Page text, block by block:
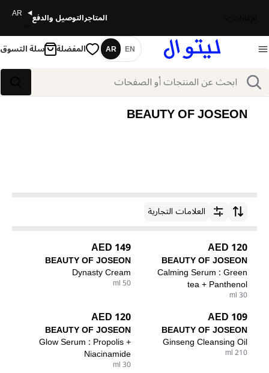
المتاجرالتوصيل والدفع AR
بحث
اللغة
EN
AR المفضلة سلة التسوق
BEAUTY OF JOSEON
ترتيب حسبالعلامات التجارية
120 AED
BEAUTY OF JOSEON
Calming Serum : Green
tea + Panthenol
30 ml
149 AED
BEAUTY OF JOSEON
Dynasty Cream
50 ml
109 AED
BEAUTY OF JOSEON
Ginseng Cleansing Oil
210 ml
120 AED
BEAUTY OF JOSEON
Glow Serum : Propolis +
Niacinamide
30 ml